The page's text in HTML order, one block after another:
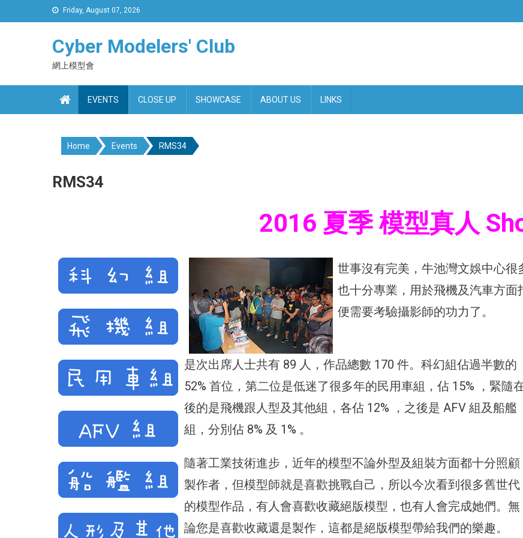
to
Friday, August 07, 2026
Cyber Modelers' Club
網上模型會
EVENTS CLOSE UP SHOWCASE ABOUT US LINKS
Home Events RMS34
RMS34
2016 夏季 模型真人
世事沒有完美，牛池灣文娛中心
也十分專業，用於飛機及汽車方面
便需要考驗攝影師的功力了。
是次出席人士共有 89 人，作品總數 170 件。科幻組佔過半數的
52% 首位，第二位是低迷了很多年的民用車組，佔 15% ，緊隨
後的是飛機跟人型及其他組，各佔 12% ，之後是 AFV 組及船艦
組，分別佔 8% 及 1% 。
隨著工業技術進步，近年的模型不論外型及組裝方面都十分照顧
製作者，但模型師就是喜歡挑戰自己，所以今次看到很多舊世代
的模型作品，有人會喜歡收藏絕版模型，也有人會完成她們。無
論您是喜歡收藏還是製作，這都是絕版模型帶給我們的樂趣。